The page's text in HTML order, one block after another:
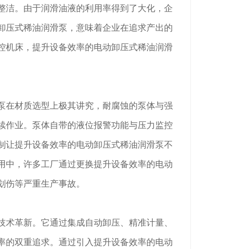
。由于润滑油液的利用率得到了大化，企
式稀油润滑泵，意味着企业在追求产出的
床，提升设备效率的电动卸压式稀油润滑
材质选型上极其讲究，耐腐蚀的泵体与强
业。泵体自带的液位报警功能与压力监控
提升设备效率的电动卸压式稀油润滑泵不
，许多工厂通过更换提升设备效率的电动
等严重生产事故。
革新。它通过集成自动卸压、精准计量、
双重追求。通过引入提升设备效率的电动